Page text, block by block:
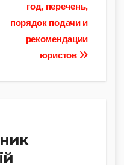
год, перечень,
порядок подачи и
рекомендации
юристов